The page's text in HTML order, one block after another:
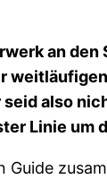
an
also
Linie um